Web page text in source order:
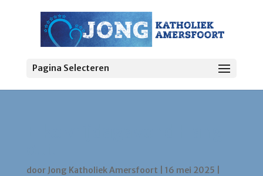
Pagina Selecteren
door Jong Katholiek Amersfoort 16 mei 2025